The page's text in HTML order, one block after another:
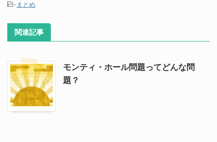
- まとめ
関連記事
モンティ・ホール問題ってどんな問
題？